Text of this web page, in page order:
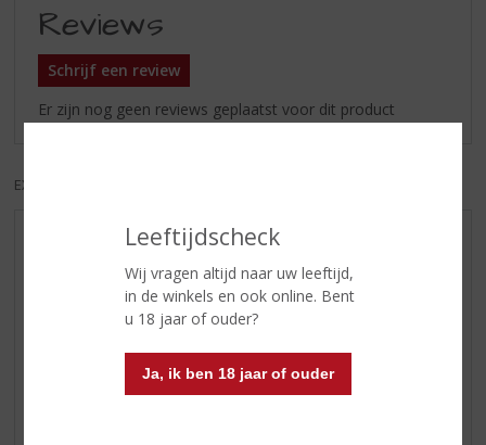
Leeftijdscheck
Wij vragen altijd naar uw leeftijd,
in de winkels en ook online. Bent
u 18 jaar of ouder?
Ja, ik ben 18 jaar of ouder
Reviews
Schrijf een review
Er zijn nog geen reviews geplaatst voor dit product
EXCL. BTW
AANBIEDINGEN
WIJN VAN DE MAAND
WHISKY VAN DE MAAND
BIER VAN DE MAAND